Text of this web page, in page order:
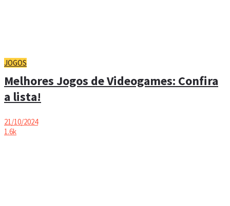
JOGOS
Melhores Jogos de Videogames: Confira
a lista!
21/10/2024
1.6k